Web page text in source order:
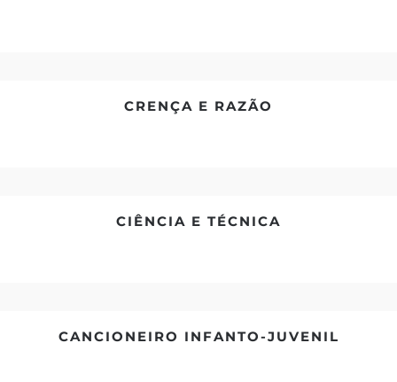
CRENÇA E RAZÃO
CIÊNCIA E TÉCNICA
CANCIONEIRO INFANTO-JUVENIL